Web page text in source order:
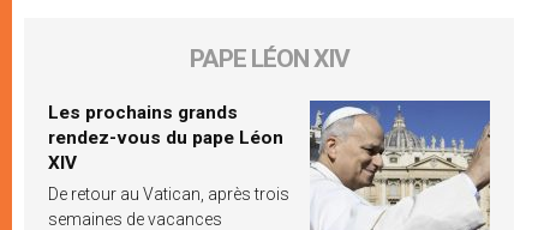
PAPE LÉON XIV
Les prochains grands
rendez-vous du pape Léon
XIV
De retour au Vatican, après trois
semaines de vacances